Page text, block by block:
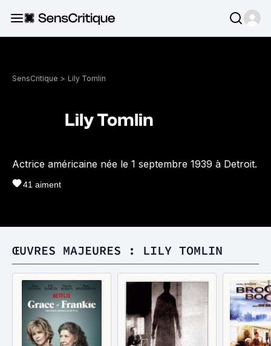
SensCritique > Lily Tomlin
Lily Tomlin
Actrice américaine née le 1 septembre 1939 à Detroit.
41 aiment
ŒUVRES MAJEURES : LILY TOMLIN